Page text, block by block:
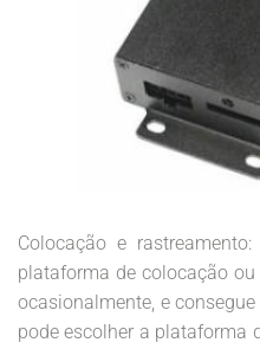
Colocação e
plataforma de colocação
ocasionalmente, e
pode escolher a plataforma